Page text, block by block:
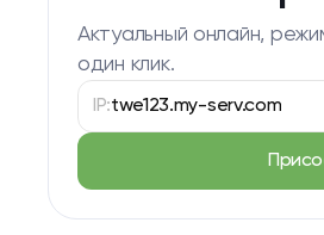
Актуальный онлайн,
один клик.
IP:twe123.my-serv.com